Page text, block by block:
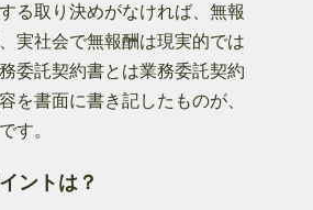
る取り決めがなければ、無報
実社会で無報酬は現実的では
委託契約書とは業務委託契約
を書面に書き記したものが、
す。
ントは？